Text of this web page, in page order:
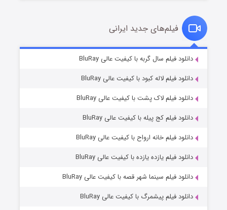
قسمت۲ (زیرنویس) منتشر شد
فیلم‌های جدید ایرانی
دانلود فیلم سال گربه با کیفیت عالی BluRay
دانلود فیلم لاله کبود با کیفیت عالی BluRay
دانلود فیلم لاک پشت با کیفیت عالی BluRay
دانلود فیلم کج‌ پیله با کیفیت عالی BluRay
دانلود فیلم خانه ارواح با کیفیت عالی BluRay
دانلود فیلم یازده یازده با کیفیت عالی BluRay
دانلود فیلم سینما شهر قصه با کیفیت عالی BluRay
دانلود فیلم پیشمرگ با کیفیت عالی BluRay